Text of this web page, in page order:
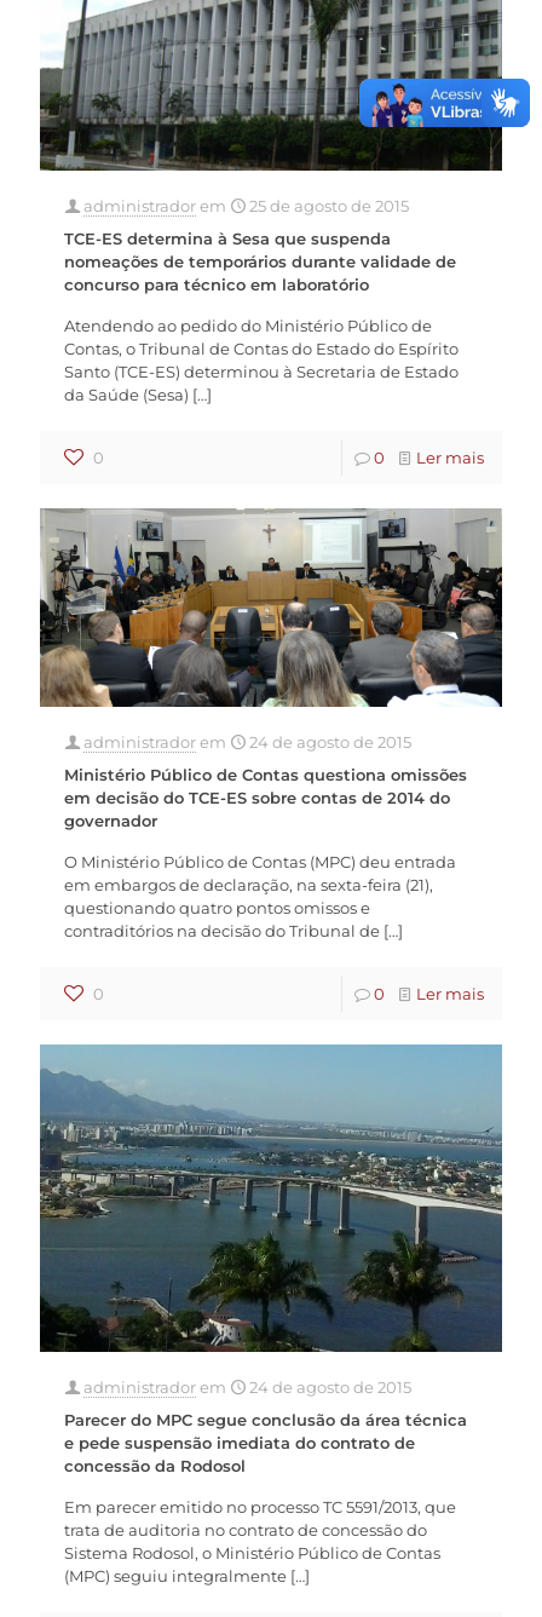
administradorem
25 de agosto de 2015
TCE-ES determina à Sesa que suspenda
nomeações de temporários durante validade de
concurso para técnico em laboratório
Atendendo ao pedido do Ministério Público de
Contas, o Tribunal de Contas do Estado do Espírito
Santo (TCE-ES) determinou à Secretaria de Estado
da Saúde (Sesa) […]
0 0 Ler mais
administradorem
24 de agosto de 2015
Ministério Público de Contas questiona omissões
em decisão do TCE-ES sobre contas de 2014 do
governador
O Ministério Público de Contas (MPC) deu entrada
em embargos de declaração, na sexta-feira (21),
questionando quatro pontos omissos e
contraditórios na decisão do Tribunal de […]
0 0 Ler mais
administradorem
24 de agosto de 2015
Parecer do MPC segue conclusão da área técnica
e pede suspensão imediata do contrato de
concessão da Rodosol
Em parecer emitido no processo TC 5591/2013, que
trata de auditoria no contrato de concessão do
Sistema Rodosol, o Ministério Público de Contas
(MPC) seguiu integralmente […]